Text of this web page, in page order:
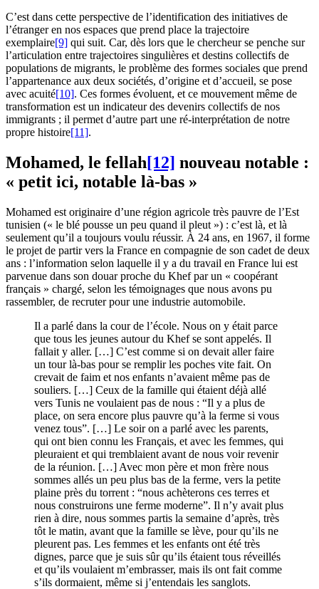
C’est dans cette perspective de l’identification des initiatives de
l’étranger en nos espaces que prend place la trajectoire
exemplaire[9] qui suit. Car, dès lors que le chercheur se penche sur
l’articulation entre trajectoires singulières et destins collectifs de
populations de migrants, le problème des formes sociales que prend
l’appartenance aux deux sociétés, d’origine et d’accueil, se pose
avec acuité[10]. Ces formes évoluent, et ce mouvement même de
transformation est un indicateur des devenirs collectifs de nos
immigrants ; il permet d’autre part une ré-interprétation de notre
propre histoire[11].
Mohamed, le fellah[12] nouveau notable :
« petit ici, notable là-bas »
Mohamed est originaire d’une région agricole très pauvre de l’Est
tunisien (« le blé pousse un peu quand il pleut ») : c’est là, et là
seulement qu’il a toujours voulu réussir. À 24 ans, en 1967, il forme
le projet de partir vers la France en compagnie de son cadet de deux
ans : l’information selon laquelle il y a du travail en France lui est
parvenue dans son douar proche du Khef par un « coopérant
français » chargé, selon les témoignages que nous avons pu
rassembler, de recruter pour une industrie automobile.
Il a parlé dans la cour de l’école. Nous on y était parce
que tous les jeunes autour du Khef se sont appelés. Il
fallait y aller. […] C’est comme si on devait aller faire
un tour là-bas pour se remplir les poches vite fait. On
crevait de faim et nos enfants n’avaient même pas de
souliers. […] Ceux de la famille qui étaient déjà allé
vers Tunis ne voulaient pas de nous : “Il y a plus de
place, on sera encore plus pauvre qu’à la ferme si vous
venez tous”. […] Le soir on a parlé avec les parents,
qui ont bien connu les Français, et avec les femmes, qui
pleuraient et qui tremblaient avant de nous voir revenir
de la réunion. […] Avec mon père et mon frère nous
sommes allés un peu plus bas de la ferme, vers la petite
plaine près du torrent : “nous achèterons ces terres et
nous construirons une ferme moderne”. Il n’y avait plus
rien à dire, nous sommes partis la semaine d’après, très
tôt le matin, avant que la famille se lève, pour qu’ils ne
pleurent pas. Les femmes et les enfants ont été très
dignes, parce que je suis sûr qu’ils étaient tous réveillés
et qu’ils voulaient m’embrasser, mais ils ont fait comme
s’ils dormaient, même si j’entendais les sanglots.